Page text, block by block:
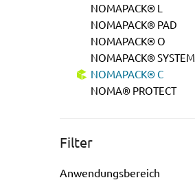
NOMAPACK® L
NOMAPACK® PAD
NOMAPACK® O
NOMAPACK® SYSTEM
NOMAPACK® C
NOMA® PROTECT
Filter
Anwendungsbereich